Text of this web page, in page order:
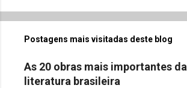
Postagens mais visitadas deste blog
As 20 obras mais importantes da
literatura brasileira